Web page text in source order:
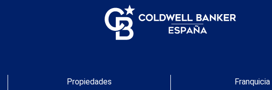
Propiedades
Franquicia